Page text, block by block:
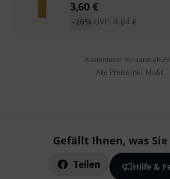
3,60 €
UVP: 4,84 €
-26%
Kostenloser Versand ab
Alle Preise inkl. MwSt.
Gefällt Ihnen, was Sie
Teilen Hilfe &